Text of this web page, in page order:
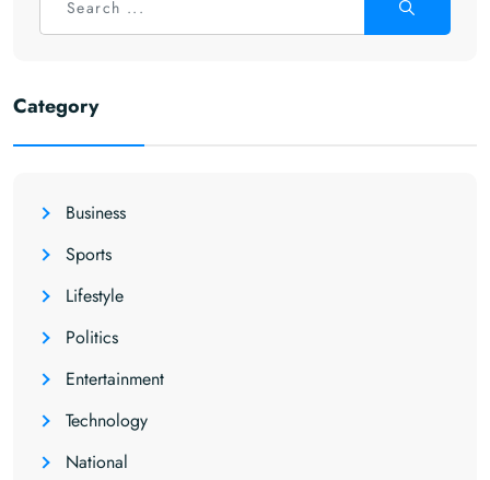
Category
Business
Sports
Lifestyle
Politics
Entertainment
Technology
National